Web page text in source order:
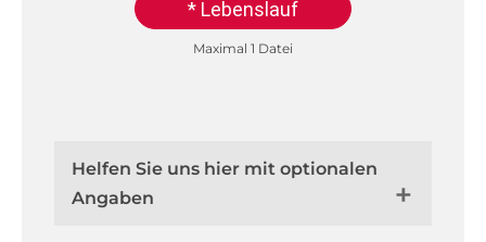
* Lebenslauf
Maximal 1 Datei
Helfen Sie uns hier mit optionalen
Angaben